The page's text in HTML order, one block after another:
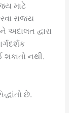
માટે
રાજ્ય
દ્વારા
શકાતો નથી.
છે.